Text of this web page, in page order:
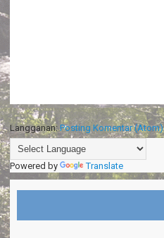
Langganan:Posting Komentar (Atom)
Powered by Translate